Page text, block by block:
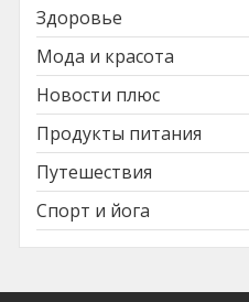
Здоровье
Мода и красота
Новости плюс
Продукты питания
Путешествия
Спорт и йога